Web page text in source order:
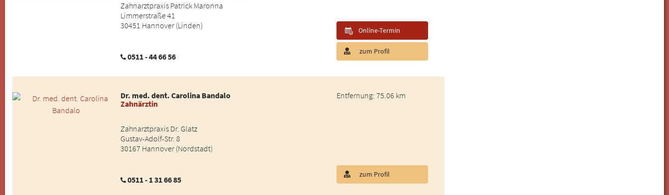
Zahnarztpraxis Patrick Maronna
Limmerstraße 41
30451 Hannover (Linden)
0511 - 44 66 56
zum Profil
Online-Termin
Dr. med. dent. Carolina Bandalo
Zahnärztin
Zahnarztpraxis Dr. Glatz
Gustav-Adolf-Str. 8
30167 Hannover (Nordstadt)
0511 - 1 31 66 85
Entfernung: 75.06 km
zum Profil